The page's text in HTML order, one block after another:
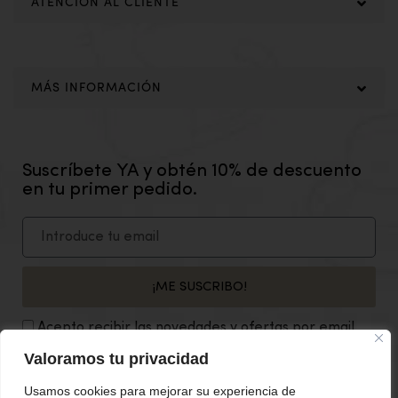
Valoramos tu privacidad
Usamos cookies para mejorar su experiencia de
ATENCIÓN AL CLIENTE
MÁS INFORMACIÓN
Suscríbete YA y obtén 10% de descuento
en tu primer pedido.
Acepto recibir las novedades y ofertas por email.
¡ME SUSCRIBO!
SÍGUENOS EN NUESTRAS REDES SOCIALES